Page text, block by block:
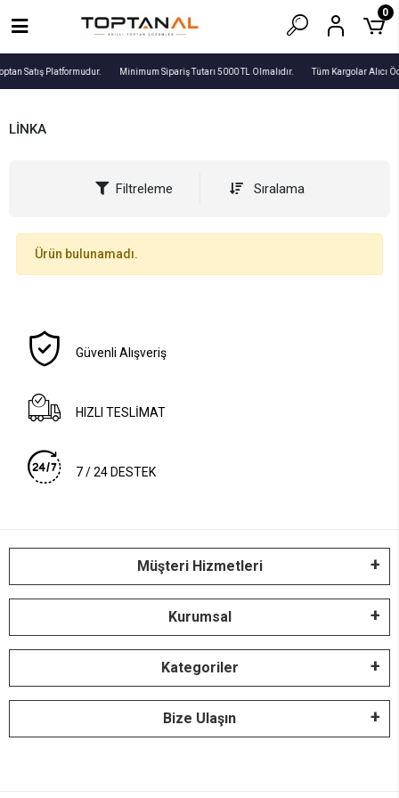
Satış Platformudur. Minimum Sipariş Tutarı 5000 TL Olmalıdır. Tüm Kargolar Alıcı
0
LİNKA
Filtreleme Sıralama
Ürün bulunamadı.
Güvenli Alışveriş
HIZLI TESLİMAT
7 / 24 DESTEK
Müşteri Hizmetleri
Kurumsal
Kategoriler
Bize Ulaşın